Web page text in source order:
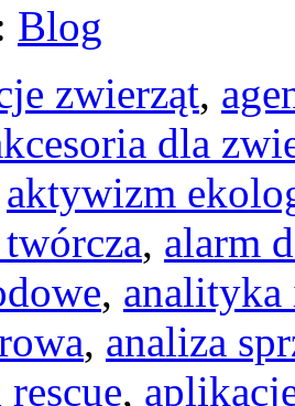
Blog
zwierząt,
dla
aktywizm
, alarm
, analityka
, analiza
,